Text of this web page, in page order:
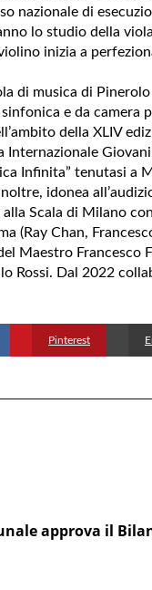
approva il
nazionale di
lo studio della
inizia a
di musica di
e da
della XLIV
Infinita” tenutasi
idonea
alla Scala di Milano
(Ray Chan,
Maestro
Rossi. Dal 2022
Pinterest